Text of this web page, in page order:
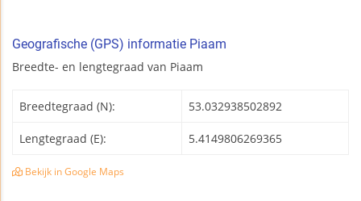
Geografische (GPS) informatie Piaam
Breedte- en lengtegraad van Piaam
Breedtegraad (N): 53.032938502892
Lengtegraad (E): 5.4149806269365
Bekijk in Google Maps